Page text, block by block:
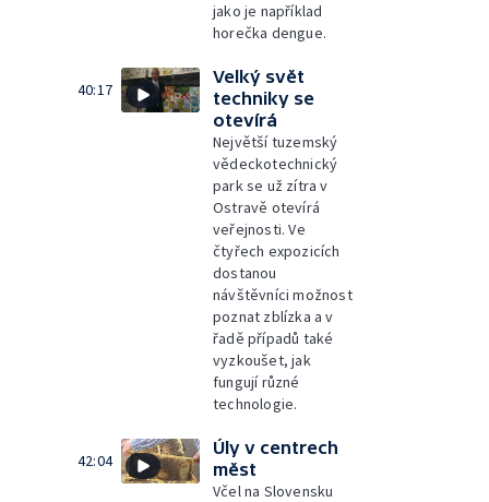
jako je například
horečka dengue.
40:17
Velký svět
techniky se
otevírá
Největší tuzemský
vědeckotechnický
park se už zítra v
Ostravě otevírá
veřejnosti. Ve
čtyřech expozicích
dostanou
návštěvníci možnost
poznat zblízka a v
řadě případů také
vyzkoušet, jak
fungují různé
technologie.
42:04
Úly v centrech
měst
Včel na Slovensku